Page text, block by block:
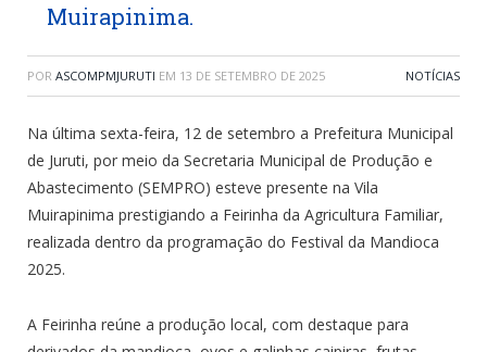
Muirapinima.
POR ASCOMPMJURUTI EM 13 DE SETEMBRO DE 2025 NOTÍCIAS
Na última sexta-feira, 12 de setembro a Prefeitura Municipal
de Juruti, por meio da Secretaria Municipal de Produção e
Abastecimento (SEMPRO) esteve presente na Vila
Muirapinima prestigiando a Feirinha da Agricultura Familiar,
realizada dentro da programação do Festival da Mandioca
2025.
A Feirinha reúne a produção local, com destaque para